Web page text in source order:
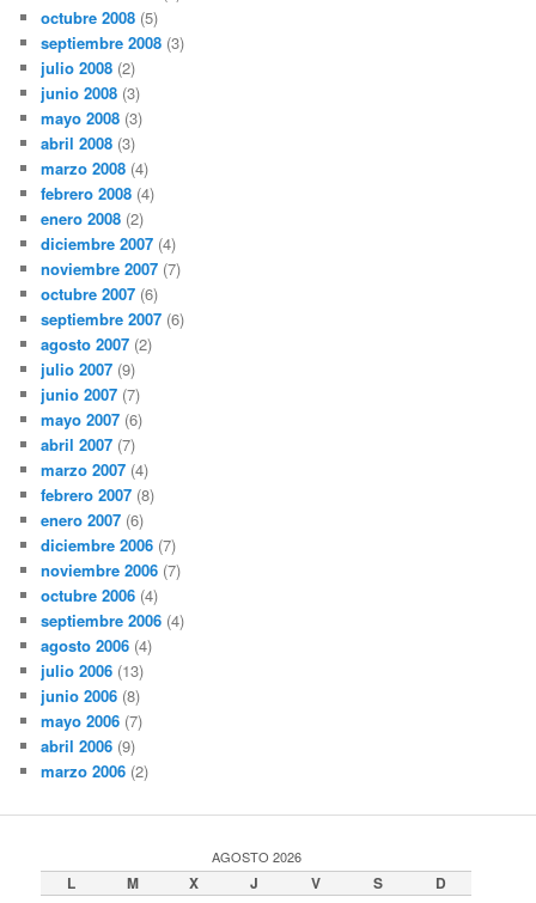
octubre 2008 (5)
septiembre 2008 (3)
julio 2008 (2)
junio 2008 (3)
mayo 2008 (3)
abril 2008 (3)
marzo 2008 (4)
febrero 2008 (4)
enero 2008 (2)
diciembre 2007 (4)
noviembre 2007 (7)
octubre 2007 (6)
septiembre 2007 (6)
agosto 2007 (2)
julio 2007 (9)
junio 2007 (7)
mayo 2007 (6)
abril 2007 (7)
marzo 2007 (4)
febrero 2007 (8)
enero 2007 (6)
diciembre 2006 (7)
noviembre 2006 (7)
octubre 2006 (4)
septiembre 2006 (4)
agosto 2006 (4)
julio 2006 (13)
junio 2006 (8)
mayo 2006 (7)
abril 2006 (9)
marzo 2006 (2)
AGOSTO 2026
L M X J V S D